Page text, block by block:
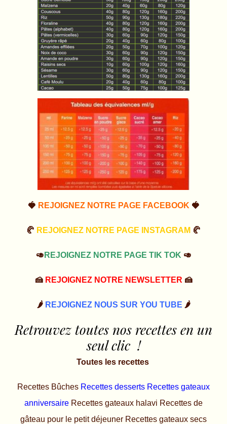
🍓 REJOIGNEZ NOTRE PAGE FACEBOOK 🍓
🥐 REJOIGNEZ NOTRE PAGE INSTAGRAM 🥐
🥑 REJOIGNEZ NOTRE PAGE TIK TOK 🥑
🍰 REJOIGNEZ NOTRE NEWSLETTER 🍰
🌶️ REJOIGNEZ NOUS SUR YOU TUBE 🌶️
Retrouvez toutes nos recettes en un
seul clic !
Toutes les recettes
Recettes Bûches Recettes desserts Recettes gateaux
anniversaire Recettes gateaux halavi Recettes de
gâteau pour le petit déjeuner Recettes gateaux secs